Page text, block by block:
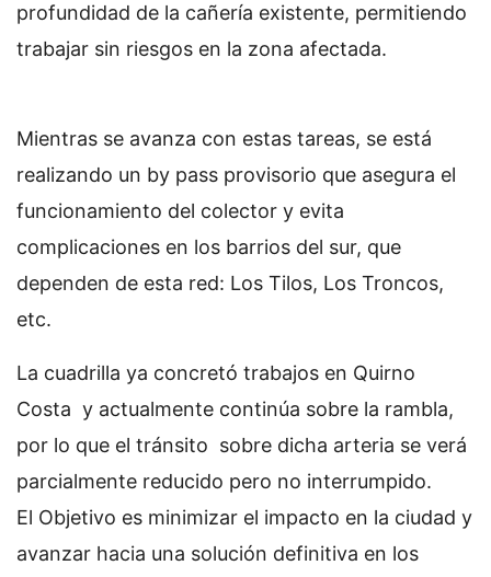
profundidad de la cañería existente, permitiendo
trabajar sin riesgos en la zona afectada.
Mientras se avanza con estas tareas, se está
realizando un by pass provisorio que asegura el
funcionamiento del colector y evita
complicaciones en los barrios del sur, que
dependen de esta red: Los Tilos, Los Troncos,
etc.
La cuadrilla ya concretó trabajos en Quirno
Costa y actualmente continúa sobre la rambla,
por lo que el tránsito sobre dicha arteria se verá
parcialmente reducido pero no interrumpido.
El Objetivo es minimizar el impacto en la ciudad y
avanzar hacia una solución definitiva en los